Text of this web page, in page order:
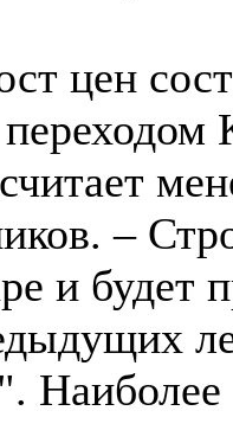
цен
–
и будет
Наиболее